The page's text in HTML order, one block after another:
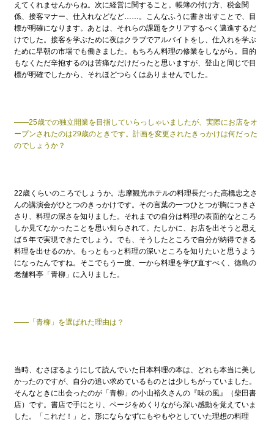
えてくれませんからね。次に経営に関すること。帳簿の付け方、税金関
係、接客マナー、仕入れなどなど……。こんなふうに書き出すことで、目
標が明確になります。あとは、それらの課題をクリアするべく邁進するだ
けでした。接客を学ぶために夜はクラブでアルバイトをし、仕入れを学ぶ
ために早朝の市場でも働きました。もちろん料理の修業をしながら。目的
もなくただ辛抱するのは苦痛なだけだったと思いますが、登山と同じで目
標が明確でしたから、それほどつらくはありませんでした。
——25歳での独立開業を目指していらっしゃいましたが、実際にお店をオ
ープンされたのは29歳のときです。計画を変更されたきっかけは何だった
のでしょうか？
22歳くらいのころでしょうか。志摩観光ホテルの料理長だった高橋忠之さ
んの講演会がひとつのきっかけです。その言葉の一つひとつが胸につきさ
さり、料理の深さを知りました。それまでの自分は料理の表面的なところ
しか見てなかったことを思い知らされて。たしかに、お店を出そうと思え
ば５年で実現できたでしょう。でも、そうしたところで自分が納得できる
料理を出せるのか。もっともっと料理の深いところを知りたいと思うよう
になったんですね。そこでもう一度、一から料理を学び直すべく、徳島の
老舗料亭「青柳」に入りました。
——「青柳」を選ばれた理由は？
当時、むさぼるようにして読んでいた日本料理の本は、どれも本当に美し
かったのですが、自分の追い求めているものとは少しちがっていました。
そんなときに出会ったのが「青柳」の小山裕久さんの『味の風』（柴田書
店）です。書店で手にとり、ページをめくりながら深い感動を覚えていま
した。「これだ！」と。形にならなずにもやもやとしていた理想の料理